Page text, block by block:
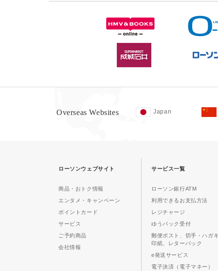
Overseas Websites Japan
ローソンウェブサイト
商品・おトク情報
エンタメ・キャンペーン
ポイントカード
サービス
ご予約商品
会社情報
サービス一覧
ローソン銀行ATM
利用できるお支払方法
レジチャージ
ゆうパック受付
郵便ポスト、切手・ハガ
印紙、レターパック
e発送サービス
電子決済（電子マネー）